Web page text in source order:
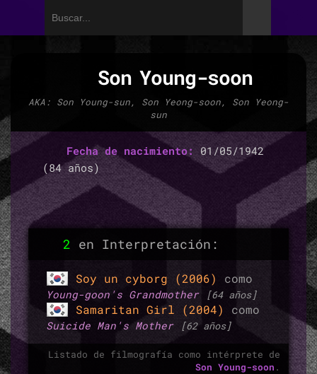
Son Young-soon
AKA: Son Young-sun, Son Yeong-soon, Son Yeong-
sun
Fecha de nacimiento:
01/05/1942
(84 años)
2 en Interpretación:
Soy un cyborg (2006) como
Young-goon's Grandmother [64 años]
Samaritan Girl (2004) como
Suicide Man's Mother [62 años]
Listado de filmografía como intérprete de
Son Young-soon .